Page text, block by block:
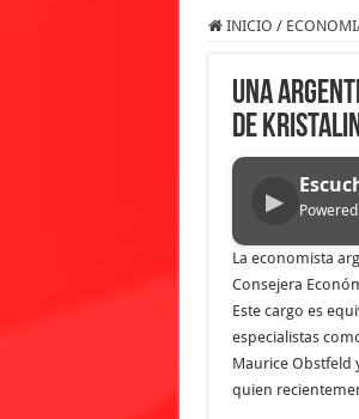
INICIO /
Una
de
▶
La economista
Consejera
Este cargo es
especialistas
Maurice Obstfeld
quien